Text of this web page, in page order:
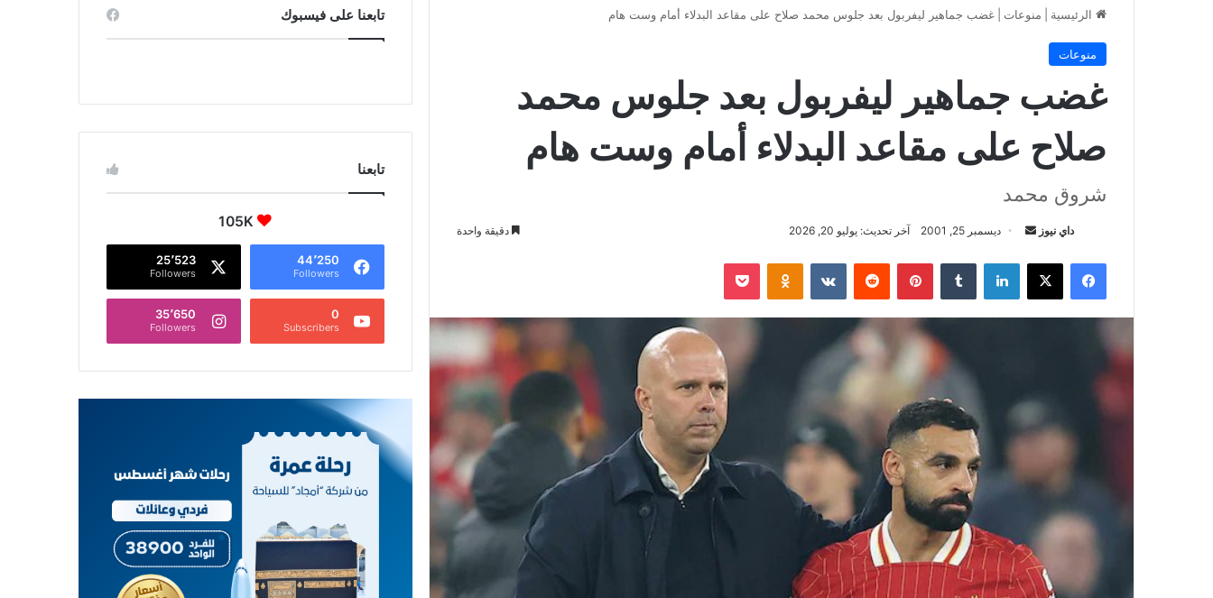
الرئيسية منوعات غضب جماهير ليفربول بعد جلوس محمد صلاح على مقاعد البدلاء أمام وست هام
منوعات
غضب جماهير ليفربول بعد جلوس محمد
صلاح على مقاعد البدلاء أمام وست هام
شروق محمد
داي نيوز
أرسل
إلكترونيا
ديسمبر 25, 2001 آخر تحديث: يوليو 20, 2026 دقيقة واحدة
فيسبوك ‫X لينكدإن بينتيريست Odnoklassniki
‫Pocket
تابعنا على فيسبوك
تابعنا
105K
44٬250
Followers
25٬523
Followers
0
Subscribers
35٬650
Followers